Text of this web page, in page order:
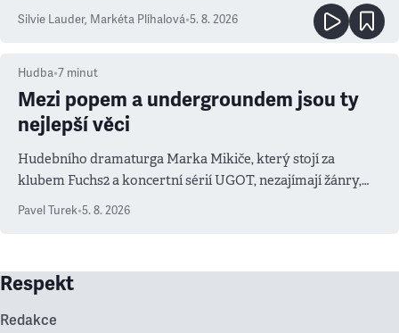
Silvie Lauder, Markéta Plíhalová•5. 8. 2026
Hudba•7 minut
Mezi popem a undergroundem jsou ty
nejlepší věci
Hudebního dramaturga Marka Mikiče, který stojí za
klubem Fuchs2 a koncertní sérií UGOT, nezajímají žánry,
ale atmosféra
Pavel Turek•5. 8. 2026
Respekt
Redakce